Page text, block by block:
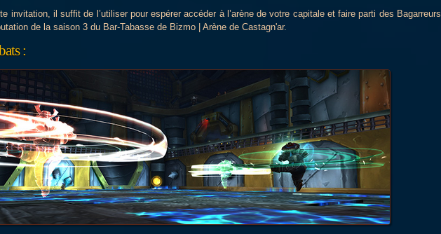
invitation, il suffit de l’utiliser pour espérer accéder à l’arène de votre capitale et faire parti des Bagarreurs
de la saison 3 du Bar-Tabasse de Bizmo | Arène de Castagn'ar.
: